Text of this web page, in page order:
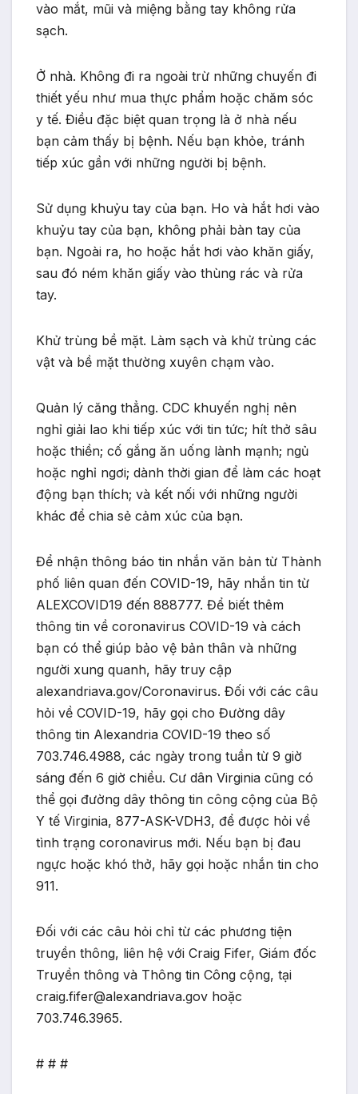
vào mắt, mũi và miệng bằng tay không rửa
sạch.
Ở nhà. Không đi ra ngoài trừ những chuyến đi
thiết yếu như mua thực phẩm hoặc chăm sóc
y tế. Điều đặc biệt quan trọng là ở nhà nếu
bạn cảm thấy bị bệnh. Nếu bạn khỏe, tránh
tiếp xúc gần với những người bị bệnh.
Sử dụng khuỷu tay của bạn. Ho và hắt hơi vào
khuỷu tay của bạn, không phải bàn tay của
bạn. Ngoài ra, ho hoặc hắt hơi vào khăn giấy,
sau đó ném khăn giấy vào thùng rác và rửa
tay.
Khử trùng bề mặt. Làm sạch và khử trùng các
vật và bề mặt thường xuyên chạm vào.
Quản lý căng thẳng. CDC khuyến nghị nên
nghỉ giải lao khi tiếp xúc với tin tức; hít thở sâu
hoặc thiền; cố gắng ăn uống lành mạnh; ngủ
hoặc nghỉ ngơi; dành thời gian để làm các hoạt
động bạn thích; và kết nối với những người
khác để chia sẻ cảm xúc của bạn.
Để nhận thông báo tin nhắn văn bản từ Thành
phố liên quan đến COVID-19, hãy nhắn tin từ
ALEXCOVID19 đến 888777. Để biết thêm
thông tin về coronavirus COVID-19 và cách
bạn có thể giúp bảo vệ bản thân và những
người xung quanh, hãy truy cập
alexandriava.gov/Coronavirus. Đối với các câu
hỏi về COVID-19, hãy gọi cho Đường dây
thông tin Alexandria COVID-19 theo số
703.746.4988, các ngày trong tuần từ 9 giờ
sáng đến 6 giờ chiều. Cư dân Virginia cũng có
thể gọi đường dây thông tin công cộng của Bộ
Y tế Virginia, 877-ASK-VDH3, để được hỏi về
tình trạng coronavirus mới. Nếu bạn bị đau
ngực hoặc khó thở, hãy gọi hoặc nhắn tin cho
911.
Đối với các câu hỏi chỉ từ các phương tiện
truyền thông, liên hệ với Craig Fifer, Giám đốc
Truyền thông và Thông tin Công cộng, tại
craig.fifer@alexandriava.gov hoặc
703.746.3965.
# # #